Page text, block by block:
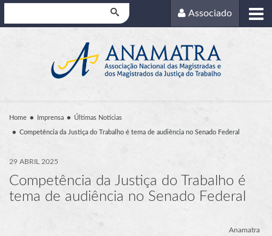
Associado
Home Imprensa Últimas Notícias
Competência da Justiça do Trabalho é tema de audiência no Senado Federal
29 ABRIL 2025
Competência da Justiça do Trabalho é
tema de audiência no Senado Federal
Anamatra